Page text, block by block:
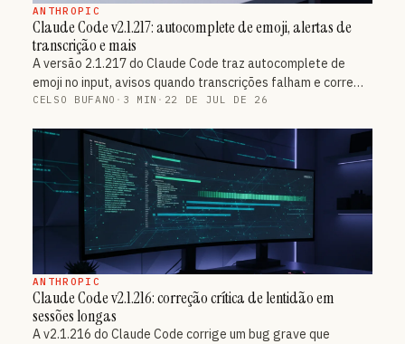
ANTHROPIC
Claude Code v2.1.217: autocomplete de emoji, alertas de
transcrição e mais
A versão 2.1.217 do Claude Code traz autocomplete de
emoji no input, avisos quando transcrições falham e corre…
CELSO BUFANO · 3 MIN · 22 DE JUL DE 26
ANTHROPIC
Claude Code v2.1.216: correção crítica de lentidão em
sessões longas
A v2.1.216 do Claude Code corrige um bug grave que